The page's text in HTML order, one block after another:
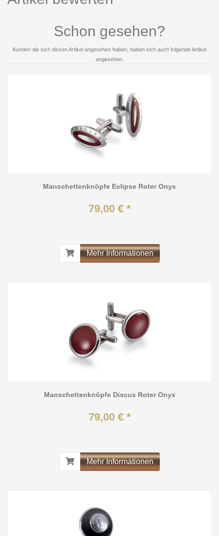
Schon gesehen?
Kunden die sich diesen Artikel angesehen haben, haben sich auch folgende Artikel
angesehen.
Manschettenknöpfe Eclipse Roter Onyx
79,00 € *
Mehr Informationen
Manschettenknöpfe Discus Roter Onyx
79,00 € *
Mehr Informationen